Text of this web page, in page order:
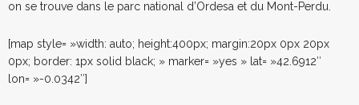
on se trouve dans le parc national d’Ordesa et du Mont-Perdu.
[map style= »width: auto; height:400px; margin:20px 0px 20px
0px; border: 1px solid black; » marker= »yes » lat= »42.6912″
lon= »-0.0342″]